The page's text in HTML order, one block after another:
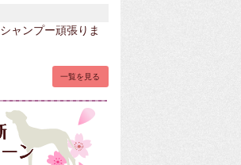
ャンプー頑張りま
一覧を見る